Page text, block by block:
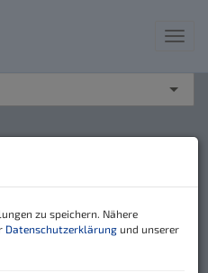
-
zu speichern. Nähere
Datenschutzerklärung und unserer